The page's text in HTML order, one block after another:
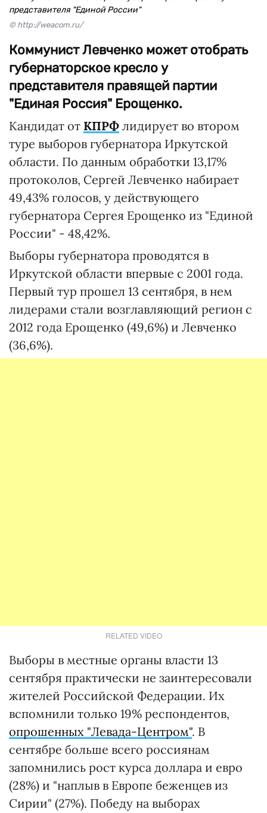
представителя "Единой России"
© http://weacom.ru/
Коммунист Левченко может отобрать
губернаторское кресло у
представителя правящей партии
"Единая Россия" Ерощенко.
Кандидат от КПРФ лидирует во втором
туре выборов губернатора Иркутской
области. По данным обработки 13,17%
протоколов, Сергей Левченко набирает
49,43% голосов, у действующего
губернатора Сергея Ерощенко из "Единой
России" - 48,42%.
Выборы губернатора проводятся в
Иркутской области впервые с 2001 года.
Первый тур прошел 13 сентября, в нем
лидерами стали возглавляющий регион с
2012 года Ерощенко (49,6%) и Левченко
(36,6%).
RELATED VIDEO
Выборы в местные органы власти 13
сентября практически не заинтересовали
жителей Российской Федерации. Их
вспомнили только 19% респондентов,
опрошенных "Левада-Центром". В
сентябре больше всего россиянам
запомнились рост курса доллара и евро
(28%) и "наплыв в Европе беженцев из
Сирии" (27%). Победу на выборах